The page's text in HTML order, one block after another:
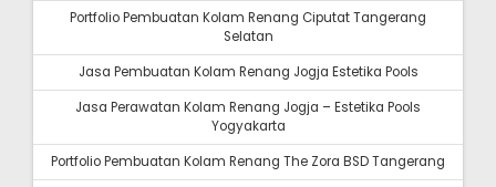
Portfolio Pembuatan Kolam Renang Ciputat Tangerang
Selatan
Jasa Pembuatan Kolam Renang Jogja Estetika Pools
Jasa Perawatan Kolam Renang Jogja – Estetika Pools
Yogyakarta
Portfolio Pembuatan Kolam Renang The Zora BSD Tangerang